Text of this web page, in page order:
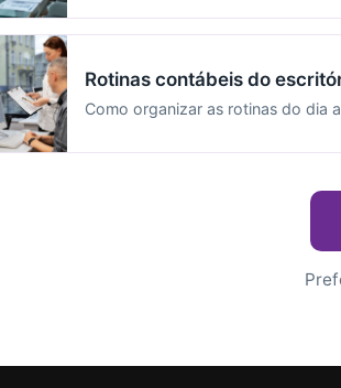
Rotinas contábeis do
Como organizar as rotinas do dia